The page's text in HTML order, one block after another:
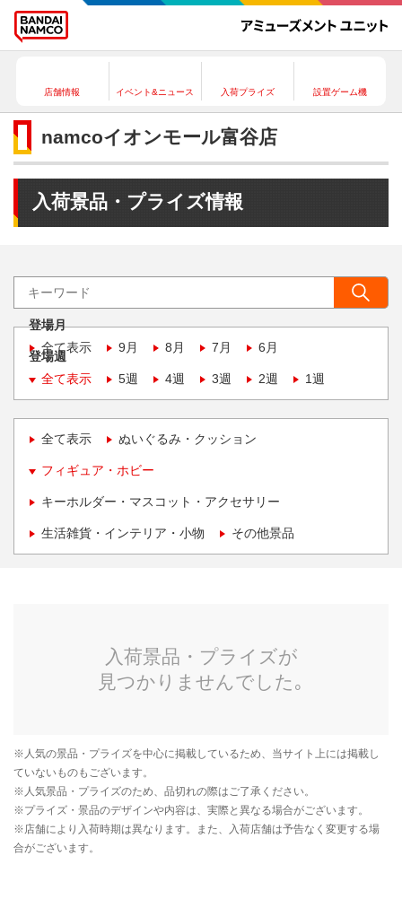
店舗情報 イベント&ニュース 入荷プライズ 設置ゲーム機
namcoイオンモール富谷店
入荷景品・プライズ情報
登場月
全て表示
9月 8月 7月 6月
登場週
全て表示
5週 4週 3週 2週 1週
全て表示 ぬいぐるみ・クッション
フィギュア・ホビー
キーホルダー・マスコット・アクセサリー
生活雑貨・インテリア・小物 その他景品